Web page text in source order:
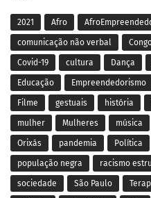
2021 Afro
comunicação não verbal
Covid-19 cultura Dança
Educação Empreendedorismo
Filme gestuais história
mulher Mulheres música
Orixás pandemia Política
população negra racismo
sociedade São Paulo